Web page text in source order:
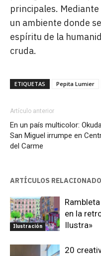
principales.
un ambiente donde
espíritu de la
cruda.
ETIQUETAS Pepita Lumier
Artículo anterior
En un país multicolor:
San Miguel irrumpe en
del Carme
ARTÍCULOS
Ilustración
en la
Ilustra»
20